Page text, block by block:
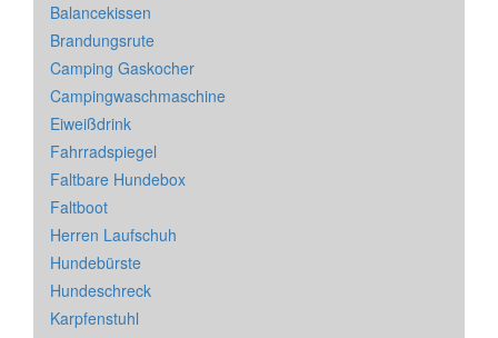
Balancekissen
Brandungsrute
Camping Gaskocher
Campingwaschmaschine
Eiweißdrink
Fahrradspiegel
Faltbare Hundebox
Faltboot
Herren Laufschuh
Hundebürste
Hundeschreck
Karpfenstuhl